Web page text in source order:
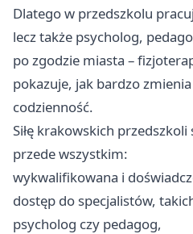
Dlatego w przedszkolu
lecz także psycholog,
po zgodzie miasta –
pokazuje, jak bardzo
codzienność.
Siłę krakowskich
przede wszystkim:
wykwalifikowana i
dostęp do specjalistów,
psycholog czy pedagog,